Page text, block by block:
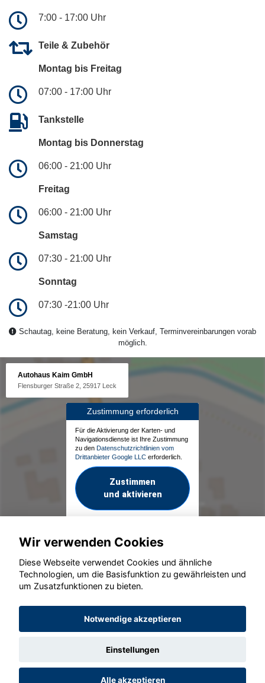
7:00 - 17:00 Uhr
Teile & Zubehör
Montag bis Freitag
07:00 - 17:00 Uhr
Tankstelle
Montag bis Donnerstag
06:00 - 21:00 Uhr
Freitag
06:00 - 21:00 Uhr
Samstag
07:30 - 21:00 Uhr
Sonntag
07:30 -21:00 Uhr
Schautag, keine Beratung, kein Verkauf, Terminvereinbarungen vorab
möglich.
Autohaus Kaim GmbH
Flensburger Straße 2, 25917 Leck
Zustimmung erforderlich
Für die Aktivierung der Karten- und
Navigationsdienste ist Ihre Zustimmung
zu den Datenschutzrichtlinien vom
Drittanbieter Google LLC erforderlich.
Zustimmen
und aktivieren
© konjunkturmotor.de GmbH 2020 - 2026
Wir verwenden Cookies
Diese Webseite verwendet Cookies und ähnliche
Technologien, um die Basisfunktion zu gewährleisten und
um Zusatzfunktionen zu bieten.
Notwendige akzeptieren
Einstellungen
Alle akzeptieren